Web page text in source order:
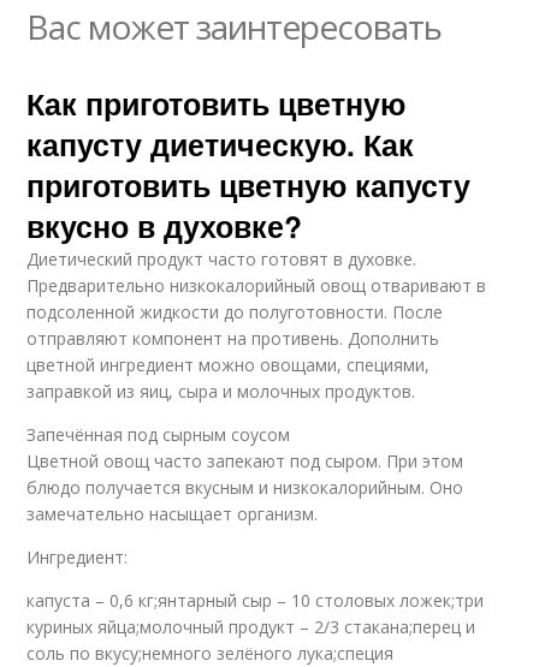
Вас может заинтересовать
Как приготовить цветную
капусту диетическую. Как
приготовить цветную капусту
вкусно в духовке?
Диетический продукт часто готовят в духовке.
Предварительно низкокалорийный овощ отваривают в
подсоленной жидкости до полуготовности. После
отправляют компонент на противень. Дополнить
цветной ингредиент можно овощами, специями,
заправкой из яиц, сыра и молочных продуктов.
Запечённая под сырным соусом
Цветной овощ часто запекают под сыром. При этом
блюдо получается вкусным и низкокалорийным. Оно
замечательно насыщает организм.
Ингредиент:
капуста – 0,6 кг;янтарный сыр – 10 столовых ложек;три
куриных яйца;молочный продукт – 2/3 стакана;перец и
соль по вкусу;немного зелёного лука;специя